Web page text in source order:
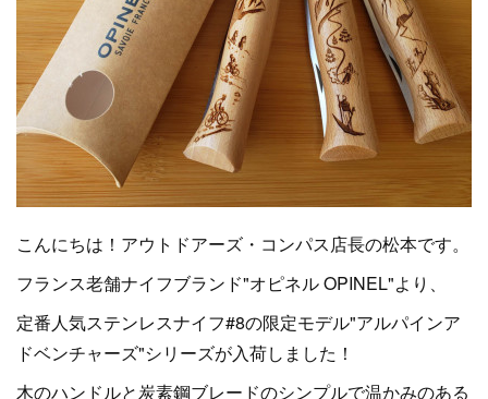
こんにちは！アウトドアーズ・コンパス店長の松本です。
フランス老舗ナイフブランド"オピネル OPINEL"より、
定番人気ステンレスナイフ#8の限定モデル"アルパインア
ドベンチャーズ"シリーズが入荷しました！
木のハンドルと炭素鋼ブレードのシンプルで温かみのある